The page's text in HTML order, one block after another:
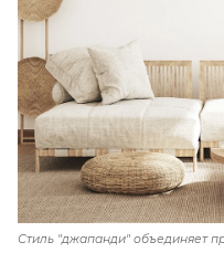
Стиль "джапанди" объединяет